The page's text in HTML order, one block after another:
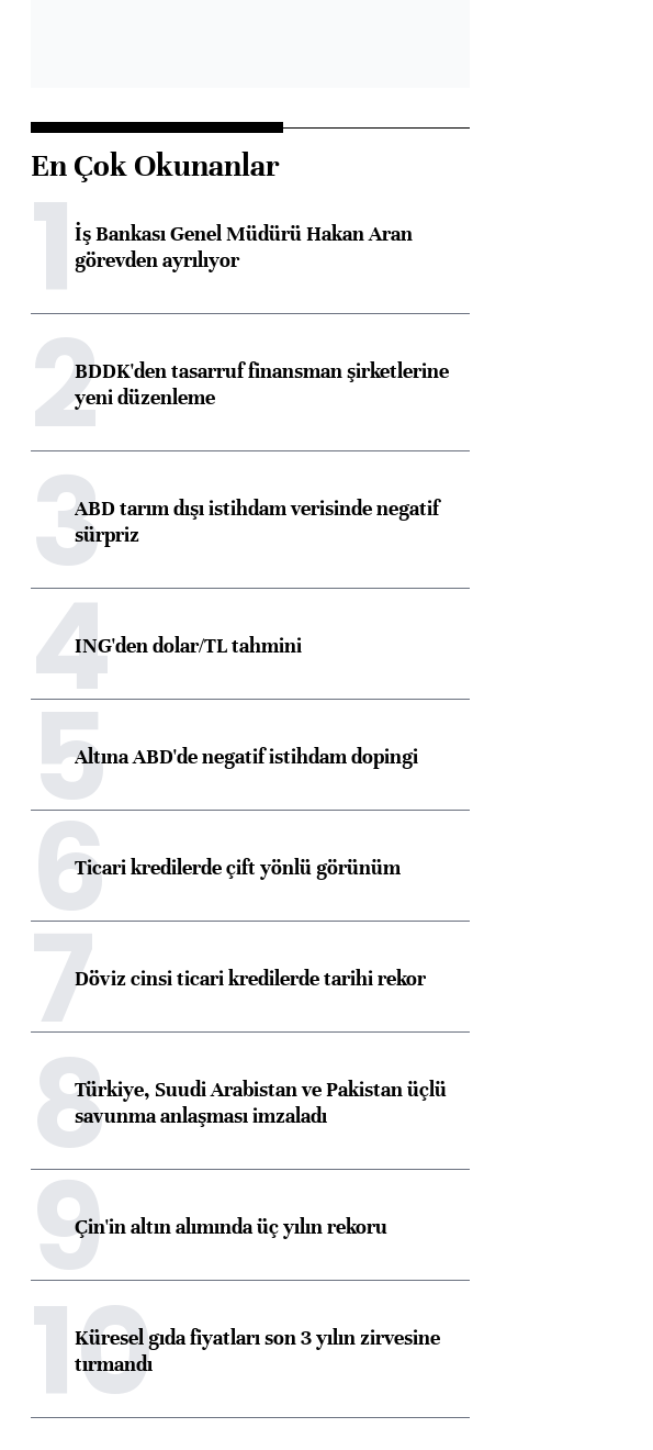
En Çok Okunanlar
1İş Bankası Genel Müdürü Hakan Aran
görevden ayrılıyor
2BDDK'den tasarruf finansman şirketlerine
yeni düzenleme
3ABD tarım dışı istihdam verisinde negatif
sürpriz
4ING'den dolar/TL tahmini
5Altına ABD'de negatif istihdam dopingi
6Ticari kredilerde çift yönlü görünüm
7Döviz cinsi ticari kredilerde tarihi rekor
8Türkiye, Suudi Arabistan ve Pakistan üçlü
savunma anlaşması imzaladı
9Çin'in altın alımında üç yılın rekoru
10
Küresel gıda fiyatları son 3 yılın zirvesine
tırmandı